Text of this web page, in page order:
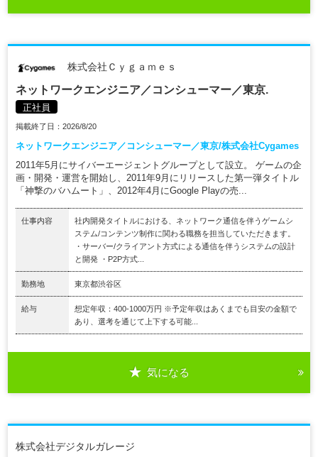
株式会社Ｃｙｇａｍｅｓ
ネットワークエンジニア／コンシューマー／東京.
正社員
掲載終了日：2026/8/20
ネットワークエンジニア／コンシューマー／東京/株式会社Cygames
2011年5月にサイバーエージェントグループとして設立。 ゲームの企
画・開発・運営を開始し、2011年9月にリリースした第一弾タイトル
「神撃のバハムート」、2012年4月にGoogle Playの売...
仕事内容
社内開発タイトルにおける、ネットワーク通信を伴うゲームシ
ステム/コンテンツ制作に関わる職務を担当していただきます。
・サーバー/クライアント方式による通信を伴うシステムの設計
と開発 ・P2P方式...
勤務地 東京都渋谷区
給与
想定年収：400-1000万円 ※予定年収はあくまでも目安の金額で
あり、選考を通じて上下する可能...
気になる
株式会社デジタルガレージ